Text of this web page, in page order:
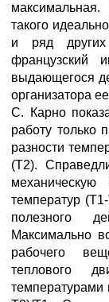
такого
и ряд
французский
выдающегося
организатора
С. Карно
работу только
разности
(T2).
температур
полезного
Максимально
рабочего
теплового
температурами